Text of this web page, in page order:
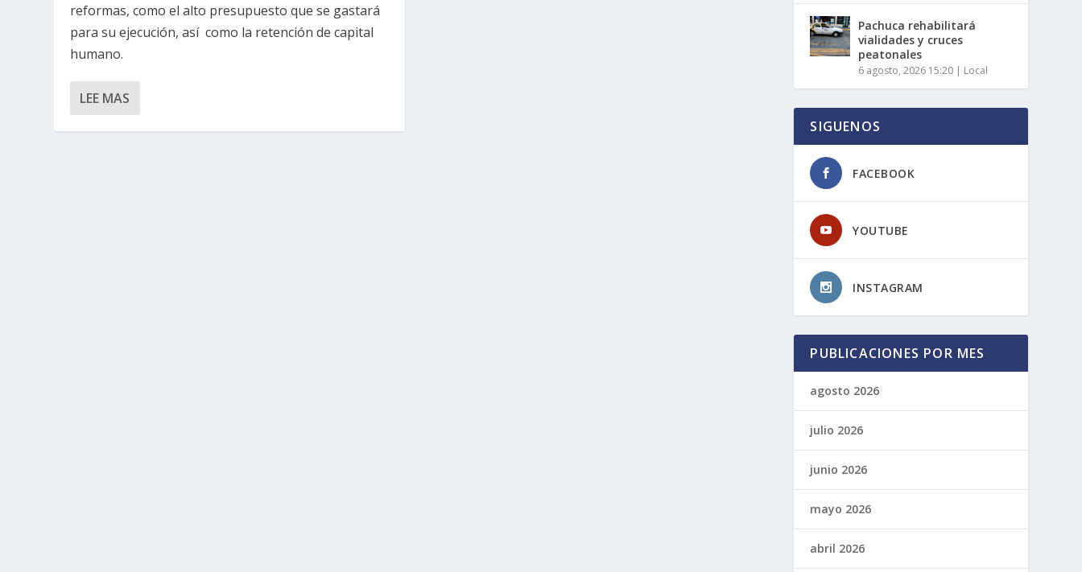
reformas, como el alto presupuesto que se gastará
para su ejecución, así como la retención de capital
humano.
LEE MAS
Pachuca rehabilitará
vialidades y cruces
peatonales
6 agosto, 2026 15:20 | Local
SIGUENOS
FACEBOOK
YOUTUBE
INSTAGRAM
PUBLICACIONES POR MES
agosto 2026
julio 2026
junio 2026
mayo 2026
abril 2026